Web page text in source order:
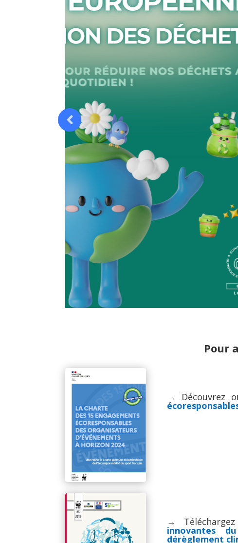
Pour
→ Découvrez
→
innovantes
dérèglement